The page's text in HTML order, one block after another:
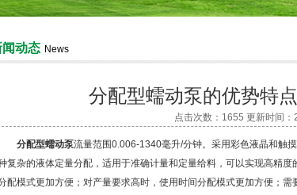
闻动态 News
分配型蠕动泵的优势特
点击次数：1655 更新时间
分配型蠕动泵流量范围0.006-1340毫升/分钟。采用彩色液晶和触
复杂的液体定量分配，适用于准确计量和定量给料，可以实现高精
配模式更加方便；对产量要求高时，使用时间分配模式更加方便；